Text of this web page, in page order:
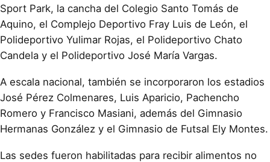
Sport Park, la cancha del Colegio Santo Tomás de
Aquino, el Complejo Deportivo Fray Luis de León, el
Polideportivo Yulimar Rojas, el Polideportivo Chato
Candela y el Polideportivo José María Vargas.
A escala nacional, también se incorporaron los estadios
José Pérez Colmenares, Luis Aparicio, Pachencho
Romero y Francisco Masiani, además del Gimnasio
Hermanas González y el Gimnasio de Futsal Ely Montes.
Las sedes fueron habilitadas para recibir alimentos no